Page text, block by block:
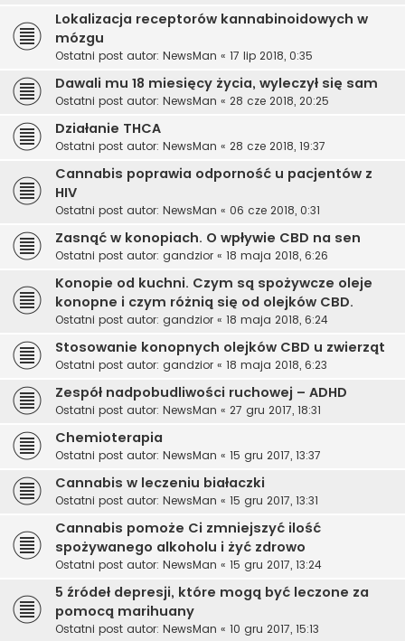
Lokalizacja receptorów kannabinoidowych w
mózgu
Ostatni post autor: NewsMan « 17 lip 2018, 0:35
Dawali mu 18 miesięcy życia, wyleczył się sam
Ostatni post autor: NewsMan « 28 cze 2018, 20:25
Działanie THCA
Ostatni post autor: NewsMan « 28 cze 2018, 19:37
Cannabis poprawia odporność u pacjentów z
HIV
Ostatni post autor: NewsMan « 06 cze 2018, 0:31
Zasnąć w konopiach. O wpływie CBD na sen
Ostatni post autor: gandzior « 18 maja 2018, 6:26
Konopie od kuchni. Czym są spożywcze oleje
konopne i czym różnią się od olejków CBD.
Ostatni post autor: gandzior « 18 maja 2018, 6:24
Stosowanie konopnych olejków CBD u zwierząt
Ostatni post autor: gandzior « 18 maja 2018, 6:23
Zespół nadpobudliwości ruchowej – ADHD
Ostatni post autor: NewsMan « 27 gru 2017, 18:31
Chemioterapia
Ostatni post autor: NewsMan « 15 gru 2017, 13:37
Cannabis w leczeniu białaczki
Ostatni post autor: NewsMan « 15 gru 2017, 13:31
Cannabis pomoże Ci zmniejszyć ilość
spożywanego alkoholu i żyć zdrowo
Ostatni post autor: NewsMan « 15 gru 2017, 13:24
5 źródeł depresji, które mogą być leczone za
pomocą marihuany
Ostatni post autor: NewsMan « 10 gru 2017, 15:13